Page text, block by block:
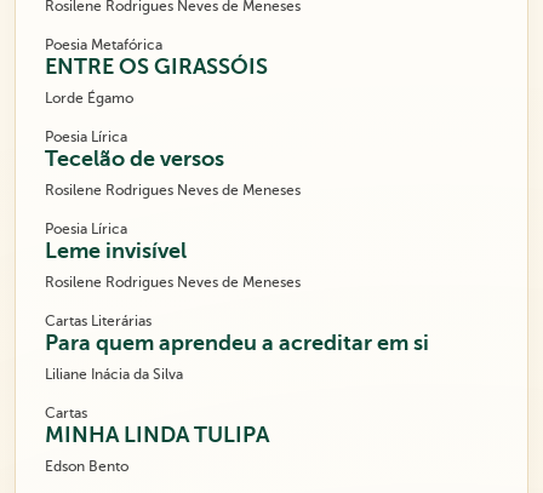
Rosilene Rodrigues Neves de Meneses
Poesia Metafórica
ENTRE OS GIRASSÓIS
Lorde Égamo
Poesia Lírica
Tecelão de versos
Rosilene Rodrigues Neves de Meneses
Poesia Lírica
Leme invisível
Rosilene Rodrigues Neves de Meneses
Cartas Literárias
Para quem aprendeu a acreditar em si
Liliane Inácia da Silva
Cartas
MINHA LINDA TULIPA
Edson Bento